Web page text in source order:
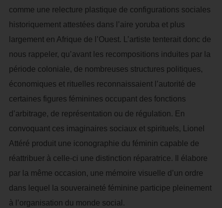
comme une relecture plastique de configurations sociales
historiquement attestées dans l’aire yoruba et plus
largement en Afrique de l’Ouest. L’artiste tenterait donc de
nous rappeler, qu’avant les recompositions induites par la
période coloniale, de nombreuses structures politiques,
économiques et rituelles reconnaissaient l’autorité de
certaines figures féminines occupant des fonctions
d’arbitrage, de représentation ou de régulation. En
convoquant ces imaginaires sociaux et spirituels, Lionel
Attéré produit une iconographie du féminin capable de
réattribuer à celle-ci une distinction réparatrice. Il élabore
par la même occasion, une mémoire visuelle d’un ordre
dans lequel la souveraineté féminine participe pleinement
à l’organisation du monde social.